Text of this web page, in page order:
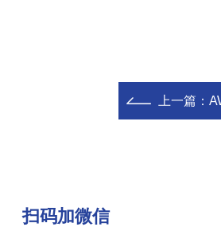
上一篇：
扫码加微信